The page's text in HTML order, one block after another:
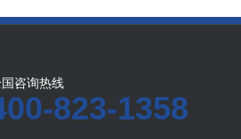
咨询热线
823-1358